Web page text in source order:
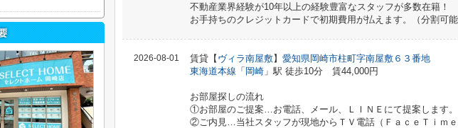
不動産業界経験が10年以上の経験豊富なスタッフが多数在籍！
お手持ちのクレジットカードで初期費用が払えます。（分割可能
2026-08-01 賃貸【 ヴィラ南屋敷】 愛知県岡崎市柱町字南屋敷６３番地
東海道本線 「 岡崎 」駅 徒歩10分 賃44,000円
お部屋探しの流れ
①お部屋のご提案…お電話、メール、ＬＩＮＥにて提案します。
②ご内見…当社スタッフが現地からＴＶ電話（ＦａｃｅＴｉｍ